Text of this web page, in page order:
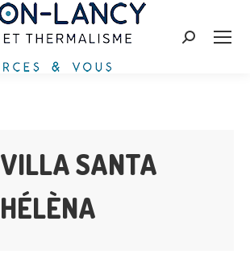
Search:
VILLA SANTA
HÉLÈNA